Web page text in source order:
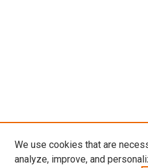
We use cookies that are
analyze, improve, and